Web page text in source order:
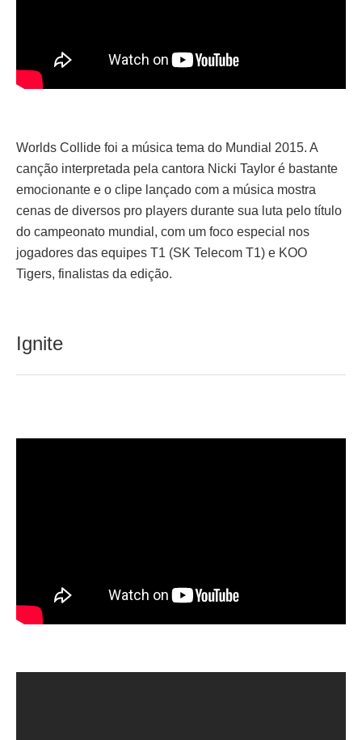
Worlds Collide foi a música tema do Mundial 2015. A
canção interpretada pela cantora Nicki Taylor é bastante
emocionante e o clipe lançado com a música mostra
cenas de diversos pro players durante sua luta pelo título
do campeonato mundial, com um foco especial nos
jogadores das equipes T1 (SK Telecom T1) e KOO
Tigers, finalistas da edição.
Ignite